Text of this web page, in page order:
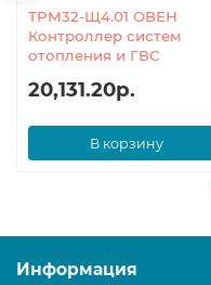
ТРМ32-Щ4.01 ОВЕН
Контроллер систем
отопления и ГВС
20,131.20р.
В корзину
Информация